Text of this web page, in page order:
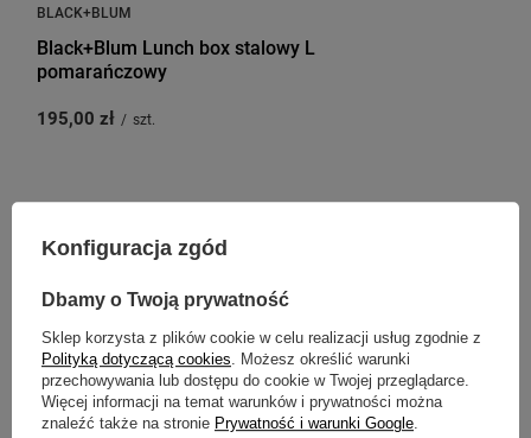
BLACK+BLUM
Black+Blum Lunch box stalowy L
pomarańczowy
195,00 zł / szt.
Zobacz inne produkty tego
producenta
MONBENTO
Konfiguracja zgód
Dbamy o Twoją prywatność
Sklep korzysta z plików cookie w celu realizacji usług zgodnie z
Polityką dotyczącą cookies . Możesz określić warunki
przechowywania lub dostępu do cookie w Twojej przeglądarce.
Więcej informacji na temat warunków i prywatności można
znaleźć także na stronie Prywatność i warunki Google